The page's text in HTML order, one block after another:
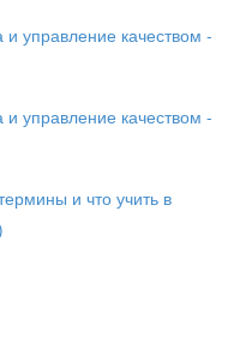
и управление качеством -
и управление качеством -
и что учить в